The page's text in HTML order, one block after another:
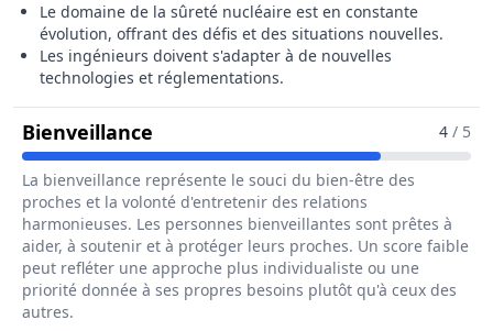
Le domaine de la sûreté nucléaire est en constante
évolution, offrant des défis et des situations nouvelles.
Les ingénieurs doivent s'adapter à de nouvelles
technologies et réglementations.
Bienveillance Pour Le Métier De Ingénieur /
4 / 5
La bienveillance représente le souci du bien-être des
proches et la volonté d'entretenir des relations
harmonieuses. Les personnes bienveillantes sont prêtes à
aider, à soutenir et à protéger leurs proches. Un score faible
peut refléter une approche plus individualiste ou une
priorité donnée à ses propres besoins plutôt qu'à ceux des
autres.